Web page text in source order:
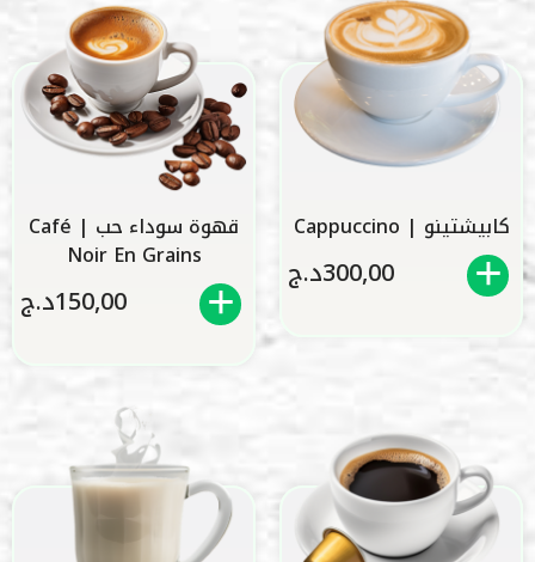
كابيشتينو | Cappuccino
300,00د.ج
قهوة سوداء حب | Café
Noir En Grains
150,00د.ج